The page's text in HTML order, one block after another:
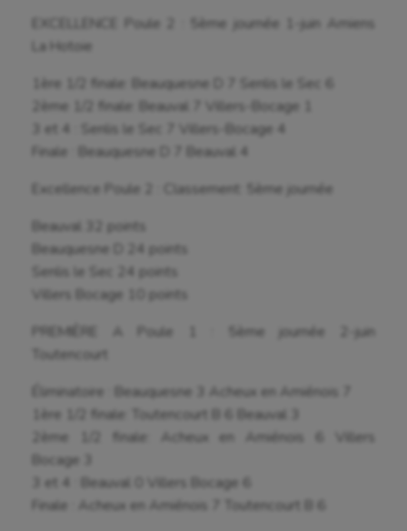
EXCELLENCE Poule 2 : 5ème journée 1-juin Amiens
La Hotoie
1ère 1/2 finale: Beauquesne D 7 Senlis le Sec 6
2ème 1/2 finale: Beauval 7 Villers-Bocage 1
3 et 4 : Senlis le Sec 7 Villers-Bocage 4
Finale : Beauquesne D 7 Beauval 4
Excellence Poule 2 : Classement: 5ème journée
Beauval 32 points
Beauquesne D 24 points
Senlis le Sec 24 points
Villers Bocage 10 points
PREMIÈRE A Poule 1 : 5ème journée 2-juin
Toutencourt
Éliminatoire : Beauquesne 3 Acheux en Amiénois 7
1ère 1/2 finale: Toutencourt B 6 Beauval 3
2ème 1/2 finale: Acheux en Amiénois 6 Villers
Bocage 3
3 et 4 : Beauval 0 Villers Bocage 6
Finale : Acheux en Amiénois 7 Toutencourt B 6